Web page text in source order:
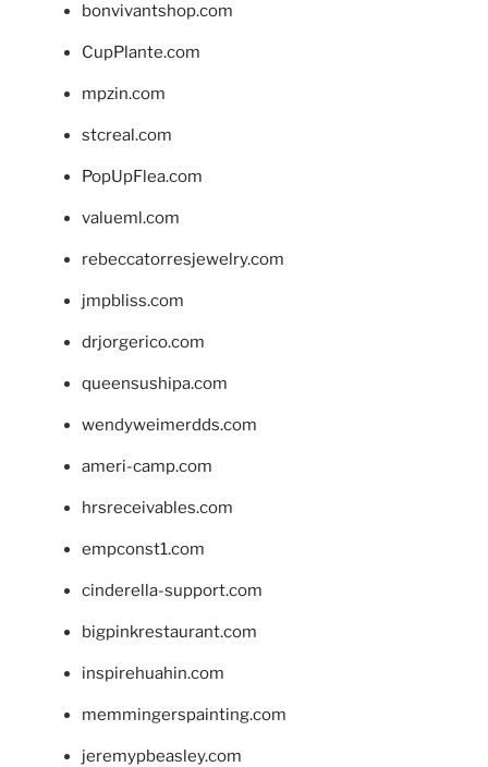
bonvivantshop.com
CupPlante.com
mpzin.com
stcreal.com
PopUpFlea.com
valueml.com
rebeccatorresjewelry.com
jmpbliss.com
drjorgerico.com
queensushipa.com
wendyweimerdds.com
ameri-camp.com
hrsreceivables.com
empconst1.com
cinderella-support.com
bigpinkrestaurant.com
inspirehuahin.com
memmingerspainting.com
jeremypbeasley.com